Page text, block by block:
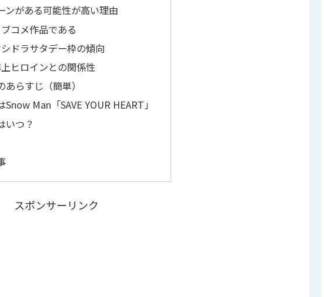
ンがある可能性が高い理由
コメ作品である
ドラサタデー枠の傾向
ヒロインとの関係性
あらすじ（簡単）
Snow Man「SAVE YOUR HEART」
いつ？
スポンサーリンク